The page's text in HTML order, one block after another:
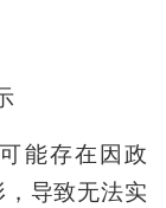
能存在因政
导致无法实